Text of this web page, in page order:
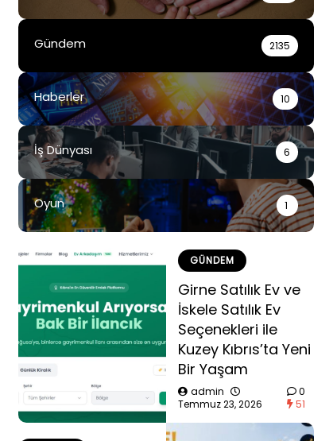
Gündem 2135
Haberler 10
İş Dünyası 6
Oyun 1
GÜNDEM
Girne Satılık Ev ve
İskele Satılık Ev
Seçenekleri ile
Kuzey Kıbrıs’ta Yeni
Bir Yaşam
admin
Temmuz 23, 2026
0
51